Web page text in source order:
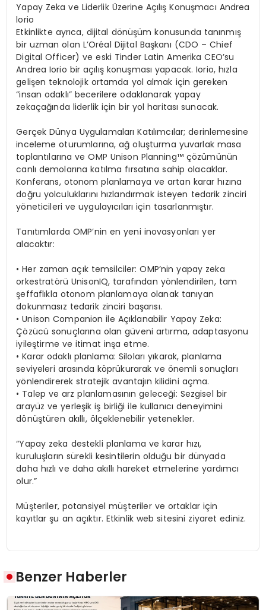
Yapay Zeka ve Liderlik Üzerine Açılış Konuşmacı Andrea
lorio
Etkinlikte ayrıca, dijital dönüşüm konusunda tanınmış
bir uzman olan L’Oréal Dijital Başkanı (CDO – Chief
Digital Officer) ve eski Tinder Latin Amerika CEO’su
Andrea Iorio bir açılış konuşması yapacak. Iorio, hızla
gelişen teknolojik ortamda yol almak için gereken
“insan odaklı” becerilere odaklanarak yapay
zekaçağında liderlik için bir yol haritası sunacak.
Gerçek Dünya Uygulamaları Katılımcılar; derinlemesine
inceleme oturumlarına, ağ oluşturma yuvarlak masa
toplantılarına ve OMP Unison Planning™ çözümünün
canlı demolarına katılma fırsatına sahip olacaklar.
Konferans, otonom planlamaya ve artan karar hızına
doğru yolculuklarını hızlandırmak isteyen tedarik zinciri
yöneticileri ve uygulayıcıları için tasarlanmıştır.
Tanıtımlarda OMP’nin en yeni inovasyonları yer
alacaktır:
• Her zaman açık temsilciler: OMP’nin yapay zeka
orkestratörü UnisonIQ, tarafından yönlendirilen, tam
şeffaflıkla otonom planlamaya olanak tanıyan
dokunmasız tedarik zinciri başarısı.
• Unison Companion ile Açıklanabilir Yapay Zeka:
Çözücü sonuçlarına olan güveni artırma, adaptasyonu
iyileştirme ve itimat inşa etme.
• Karar odaklı planlama: Siloları yıkarak, planlama
seviyeleri arasında köprükurarak ve önemli sonuçları
yönlendirerek stratejik avantajın kilidini açma.
• Talep ve arz planlamasının geleceği: Sezgisel bir
arayüz ve yerleşik iş birliği ile kullanıcı deneyimini
dönüştüren akıllı, ölçeklenebilir yetenekler.
“Yapay zeka destekli planlama ve karar hızı,
kuruluşların sürekli kesintilerin olduğu bir dünyada
daha hızlı ve daha akıllı hareket etmelerine yardımcı
olur.”
Müşteriler, potansiyel müşteriler ve ortaklar için
kayıtlar şu an açıktır. Etkinlik web sitesini ziyaret ediniz.
Benzer Haberler